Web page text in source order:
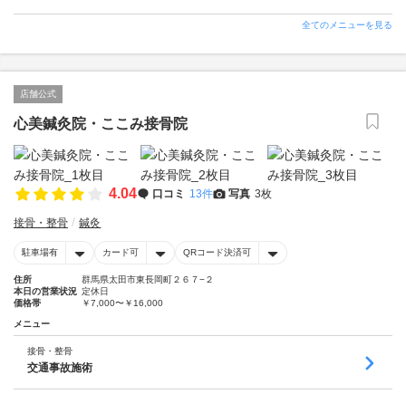
全てのメニューを見る
店舗公式
心美鍼灸院・ここみ接骨院
4.04 口コミ 13件 写真 3枚
接骨・整骨 鍼灸
駐車場有 カード可 QRコード決済可
住所
群馬県太田市東長岡町２６７−２
本日の営業状況 定休日
価格帯
￥7,000〜￥16,000
メニュー
接骨・整骨
交通事故施術